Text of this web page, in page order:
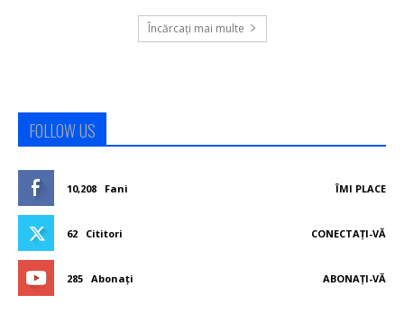
Încărcați mai multe
FOLLOW US
10,208 Fani ÎMI PLACE
62 Cititori CONECTAȚI-VĂ
285 Abonați ABONAȚI-VĂ